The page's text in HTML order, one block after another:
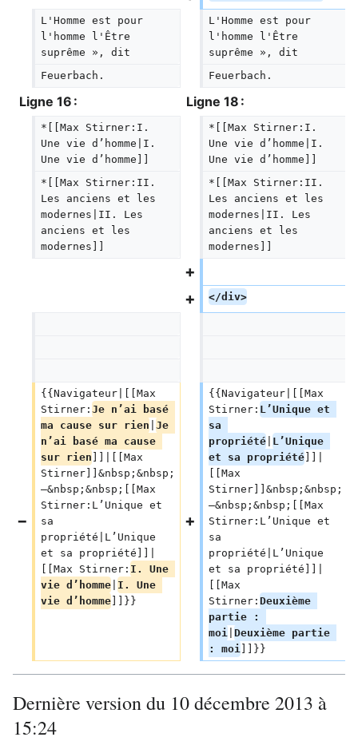
L'Homme est pour
l'homme l'Être
suprême », dit
L'Homme est pour
l'homme l'Être
suprême », dit
Feuerbach.
Feuerbach.
Ligne 16 : Ligne 18 :
*[[Max Stirner:I.
Une vie d’homme|I.
Une vie d’homme]]
*[[Max Stirner:I.
Une vie d’homme|I.
Une vie d’homme]]
*[[Max Stirner:II.
Les anciens et les
modernes|II. Les
anciens et les
modernes]]
*[[Max Stirner:II.
Les anciens et les
modernes|II. Les
anciens et les
modernes]]
</div>
{{Navigateur|[[Max
Stirner: Je n’ai basé
ma cause sur rien Je
n’ai basé ma cause
sur rien ]]|[[Max
Stirner]]&nbsp;&nbsp;
—&nbsp;&nbsp;[[Max
Stirner:L’Unique et
sa
propriété|L’Unique
et sa propriété]]|
[[Max Stirner: I. Une
vie d’homme| I. Une
vie d’homme]]}}
{{Navigateur|[[Max
Stirner: L’Unique et
sa
propriété| L’Unique
et sa propriété]]|
[[Max
Stirner]]&nbsp;&nbsp;
—&nbsp;&nbsp;[[Max
Stirner:L’Unique et
sa
propriété|L’Unique
et sa propriété]]|
[[Max
Stirner: Deuxième
partie :
moi| Deuxième partie
: moi]]}}
Dernière version du 10 décembre 2013 à
15:24